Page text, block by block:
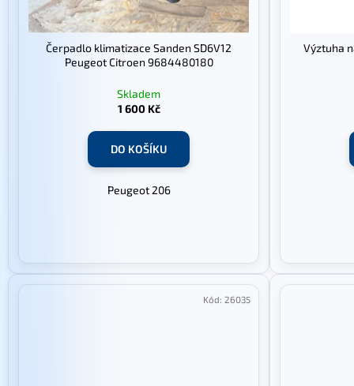
Čerpadlo klimatizace Sanden SD6V12
Peugeot Citroen 9684480180
Skladem
1 600 Kč
DO KOŠÍKU
Peugeot 206
Výztuha
Kód: 26035